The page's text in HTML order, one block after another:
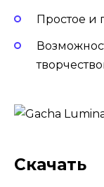
Простое и
Скачать